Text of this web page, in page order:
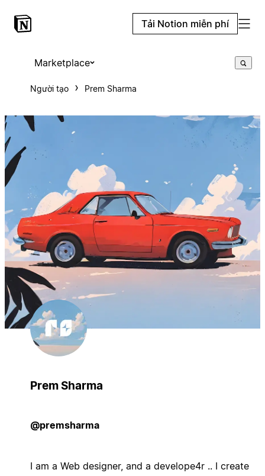
Tải Notion miễn phí
Marketplace
Người tạo Prem Sharma
Prem Sharma
@premsharma
I am a Web designer, and a develope4r .. I create